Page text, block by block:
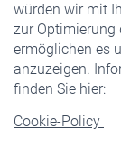
würden wir mit
zur Optimierung
ermöglichen es
anzuzeigen.
finden Sie hier:
Cookie-Policy
Veranstaltungen
Rentner
Rentenbeginn
Rente beantragen